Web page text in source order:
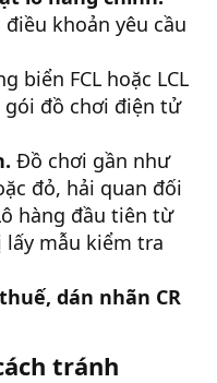
khoản yêu cầu
biển FCL hoặc LCL
đồ chơi điện tử
Đồ chơi gần như
đỏ, hải quan đối
hàng đầu tiên từ
lấy mẫu kiểm tra
dán nhãn CR
tránh